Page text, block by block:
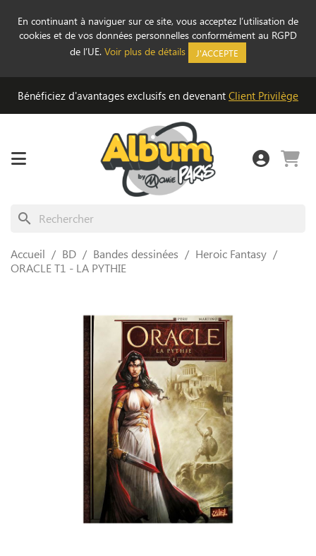
En continuant à naviguer sur ce site, vous acceptez l’utilisation de
cookies et de vos données personnelles conformément au RGPD
de l’UE. Voir plus de détails J'ACCEPTE
Bénéficiez d'avantages exclusifs en devenant Client Privilège
search
Accueil BD Bandes dessinées
Heroic Fantasy
ORACLE T1 - LA PYTHIE